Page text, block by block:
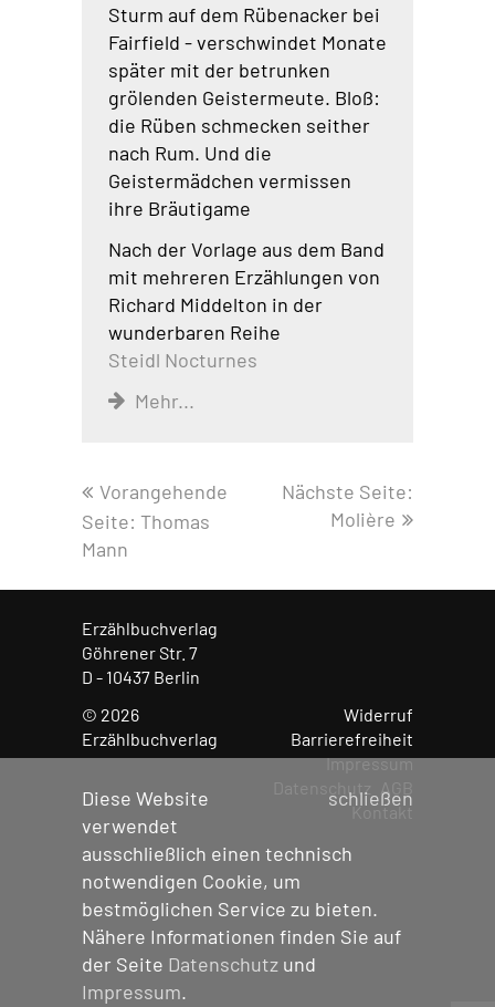
Sturm auf dem Rübenacker bei
Fairfield - verschwindet Monate
später mit der betrunken
grölenden Geistermeute. Bloß:
die Rüben schmecken seither
nach Rum. Und die
Geistermädchen vermissen
ihre Bräutigame
Nach der Vorlage aus dem Band
mit mehreren Erzählungen von
Richard Middelton in der
wunderbaren Reihe
Steidl Nocturnes
Mehr...
Nächste Seite:
Molière
Vorangehende
Seite: Thomas
Mann
Erzählbuchverlag
Göhrener Str. 7
D - 10437 Berlin
© 2026
Erzählbuchverlag
Widerruf
Barrierefreiheit
Impressum
Datenschutz
AGB
Kontakt
schließen
Diese Website
verwendet
ausschließlich einen technisch
notwendigen Cookie, um
bestmöglichen Service zu bieten.
Nähere Informationen finden Sie auf
der Seite Datenschutz und
Impressum.